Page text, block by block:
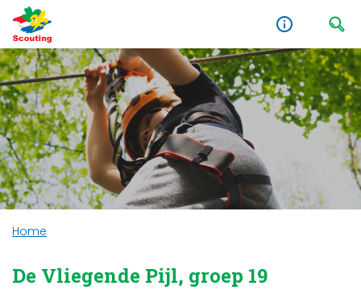
Home
De Vliegende Pijl, groep 19